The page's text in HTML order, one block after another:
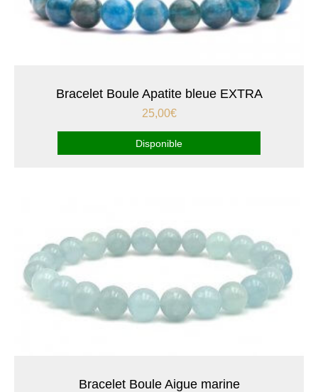
Bracelet Boule Apatite bleue EXTRA
25,00€
Disponible
Bracelet Boule Aigue marine